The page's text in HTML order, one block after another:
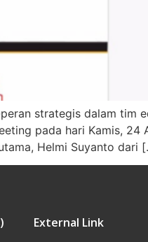
strategis dalam tim
pada hari Kamis, 24
Helmi Suyanto dari
External Link